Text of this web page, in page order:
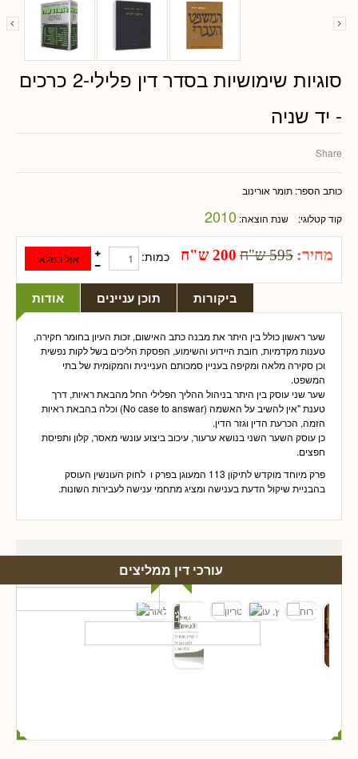
סוגיות שימושיות בסדר דין פלילי-2 כרכים
- יד שניה
Share
כותב הספר: תומר אורינוב
קוד קטלוגי: שנת הוצאה: 2010
מחיר: 595 ש"ח 200 ש"ח כמות:
אודות תוכן עניינים ביקורות
שער ראשון כולל בין היתר את מבנה כתב האישום, זכות העיון בחומר חקירה,
טענות מקדמיות, חובת היידוע והשימוע, הפסקת הליכים בשל לקות נפשית
וכן סקירה מלאה ומקיפה בעניין סמכותם העניינית והמקומית של בתי
המשפט.
שער שני עוסק בין היתר בניהול ההליך הפלילי החל מהבאת ראיות, דרך
טענת "אין להשיב על האשמה (No case to answar) וכלה בהבאת ראיות
הזמה, הכרעת הדין וגזר הדין.
כן עוסק השער השני בנושא ערעור, עיכוב ביצוע עונשי מאסר, קלון ותפיסת
חפצים.
פרק מיוחד מוקדש לתיקון 113 המעוגן בפרק ו לחוק העונשין העוסק
בהבניית שיקול הדעת בענישה ומציג מתחמי ענישה לעבירות השונות.
עורכי דין ממליצים